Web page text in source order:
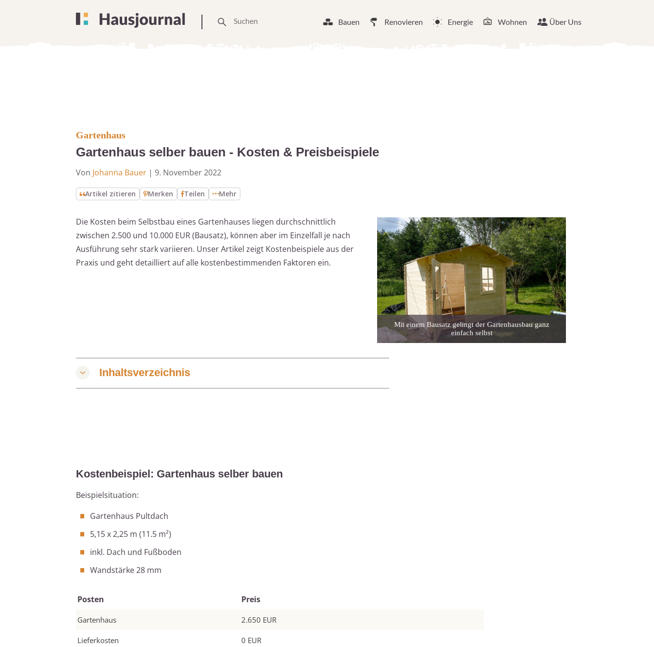
Bauen Renovieren Energie Wohnen Über Uns
Gartenhaus
Gartenhaus selber bauen - Kosten & Preisbeispiele
Von Johanna Bauer | 9. November 2022
Artikel zitieren Merken Teilen Mehr
Die Kosten beim Selbstbau eines Gartenhauses liegen durchschnittlich
zwischen 2.500 und 10.000 EUR (Bausatz), können aber im Einzelfall je nach
Ausführung sehr stark variieren. Unser Artikel zeigt Kostenbeispiele aus der
Praxis und geht detailliert auf alle kostenbestimmenden Faktoren ein.
Mit einem Bausatz gelingt der Gartenhausbau ganz
einfach selbst
Inhaltsverzeichnis
Kostenbeispiel: Gartenhaus selber bauen
Beispielsituation:
Gartenhaus Pultdach
5,15 x 2,25 m (11.5 m²)
inkl. Dach und Fußboden
Wandstärke 28 mm
Posten Preis
Gartenhaus 2.650 EUR
Lieferkosten 0 EUR